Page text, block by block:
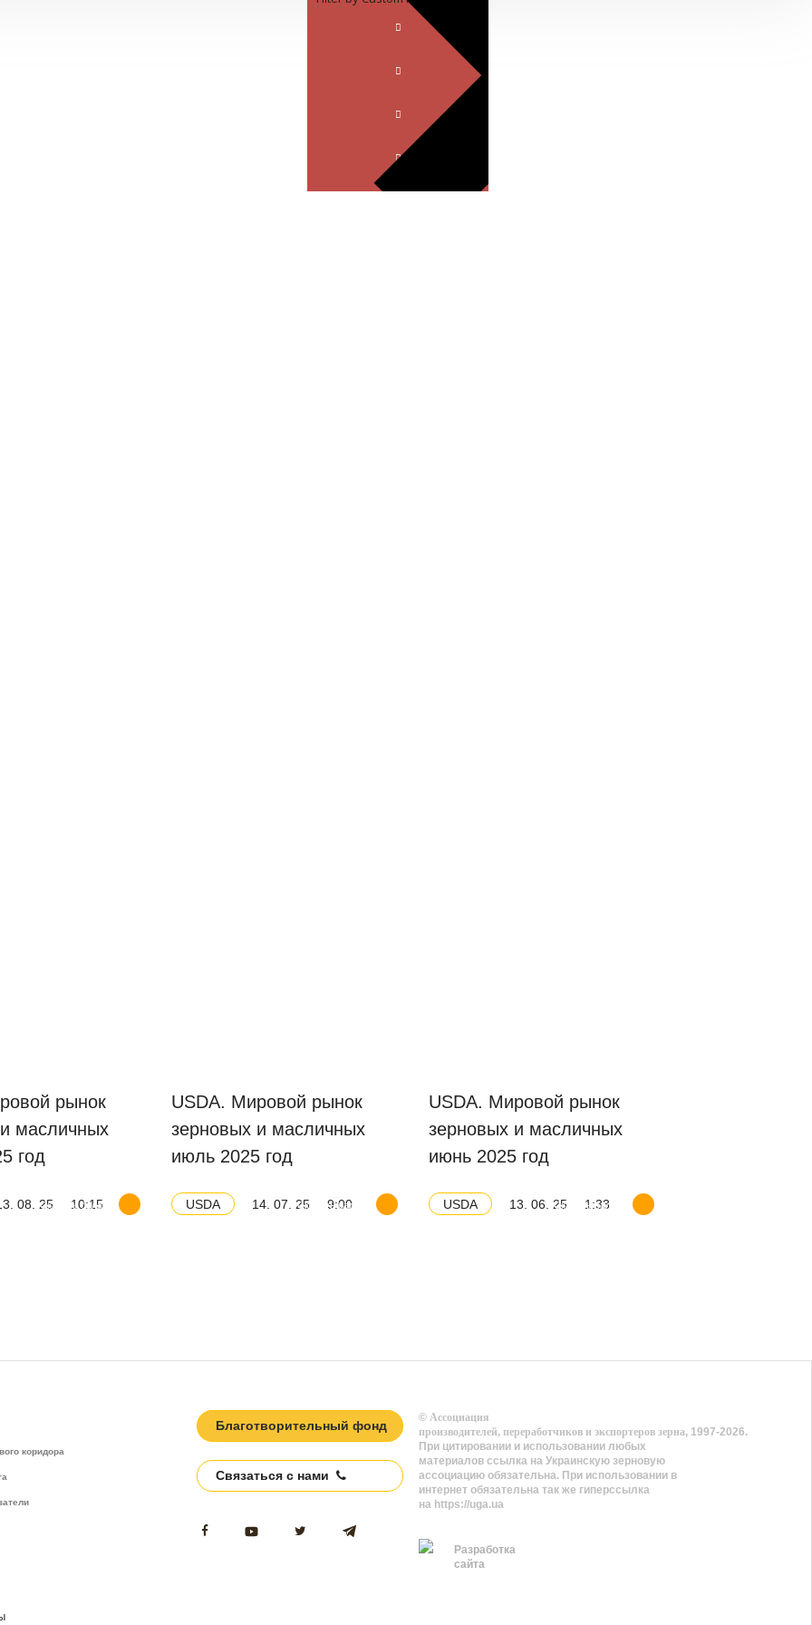
рынок
масличных
год
08. 25 10:15
Скачать баланс
USDA. Мировой рынок
зерновых и масличных
июль 2025 год
USDA 14. 07. 25 9:00
Скачать баланс
USDA. Мировой рынок
зерновых и масличных
июнь 2025 год
USDA 13. 06. 25 1:33
Скачать баланс
коридора
Благотворительный фонд
Связаться с нами
© Ассоциация
производителей, переработчиков и экспортеров зерна, 1997-2026.
При цитировании и использовании любых
материалов ссылка на Украинскую зерновую
ассоциацию обязательна. При использовании в
интернет обязательна так же гиперссылка
на https://uga.ua
Разработка
сайта